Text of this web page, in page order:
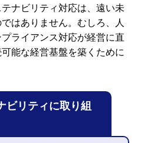
ナビリティ対応は、遠い未
はありません。むしろ、人
ライアンス対応が経営に直
能な経営基盤を築くために
ビリティに取り組